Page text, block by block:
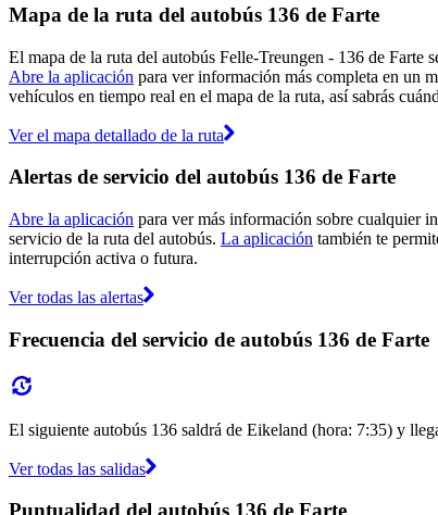
Mapa de la ruta del autobús 136 de Farte
El mapa de la ruta del autobús Felle-Treungen - 136 de Farte
Abre la aplicación para ver información más completa en un
vehículos en tiempo real en el mapa de la ruta, así sabrás
Ver el mapa detallado de la ruta
Alertas de servicio del autobús 136 de Farte
Abre la aplicación para ver más información sobre cualquier
servicio de la ruta del autobús. La aplicación también te
interrupción activa o futura.
Ver todas las alertas
Frecuencia del servicio de autobús 136 de Farte
El siguiente autobús 136 saldrá de Eikeland (hora: 7:35) y
Ver todas las salidas
Puntualidad del autobús 136 de Farte